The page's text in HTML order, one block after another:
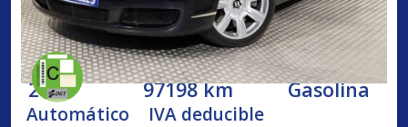
2005 97198 km Gasolina
Automático IVA deducible